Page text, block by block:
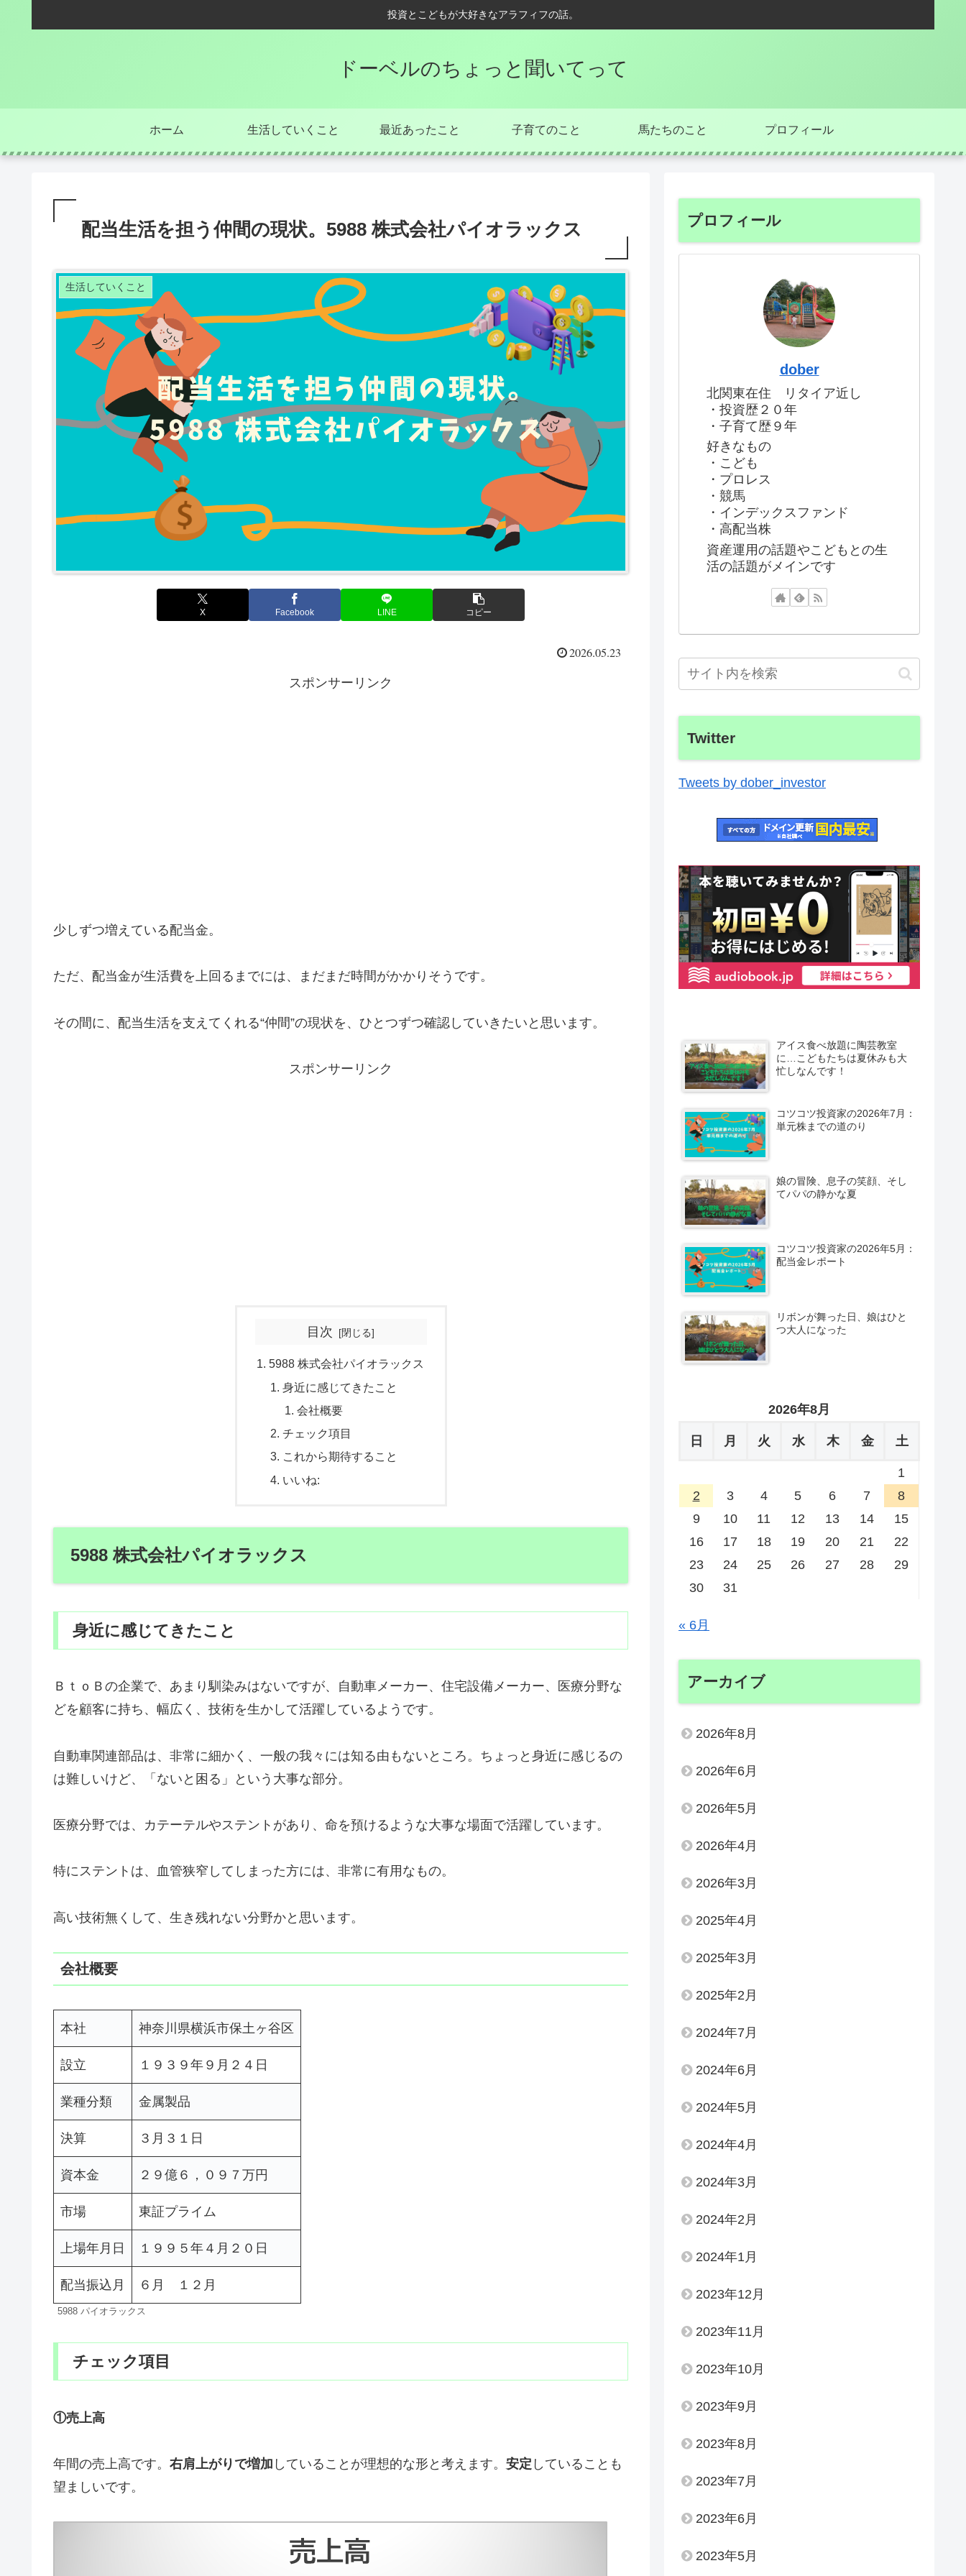
投資とこどもが大好きなアラフィフの話。
ドーベルのちょっと聞いてって
ホーム 生活していくこと 最近あったこと 子育てのこと 馬たちのこと プロフィール
配当生活を担う仲間の現状。5988 株式会社パイオラックス
生活していくこと
X Facebook LINE コピー
2026.05.23
スポンサーリンク
少しずつ増えている配当金。
ただ、配当金が生活費を上回るまでには、まだまだ時間がかかりそうです。
その間に、配当生活を支えてくれる“仲間”の現状を、ひとつずつ確認していきたいと思います。
スポンサーリンク
目次
5988 株式会社パイオラックス
身近に感じてきたこと
会社概要
チェック項目
これから期待すること
いいね:
5988 株式会社パイオラックス
身近に感じてきたこと
ＢｔｏＢの企業で、あまり馴染みはないですが、自動車メーカー、住宅設備メーカー、医療分野な
どを顧客に持ち、幅広く、技術を生かして活躍しているようです。
自動車関連部品は、非常に細かく、一般の我々には知る由もないところ。ちょっと身近に感じるの
は難しいけど、「ないと困る」という大事な部分。
医療分野では、カテーテルやステントがあり、命を預けるような大事な場面で活躍しています。
特にステントは、血管狭窄してしまった方には、非常に有用なもの。
高い技術無くして、生き残れない分野かと思います。
会社概要
本社 神奈川県横浜市保土ヶ谷区
設立 １９３９年９月２４日
業種分類 金属製品
決算 ３月３１日
資本金 ２９億６，０９７万円
市場 東証プライム
上場年月日 １９９５年４月２０日
配当振込月 ６月 １２月
5988 パイオラックス
チェック項目
①売上高
年間の売上高です。 右肩上がりで増加 していることが理想的な形と考えます。 安定 していることも
望ましいです。
プロフィール
dober
北関東在住 リタイア近し
・投資歴２０年
・子育て歴９年
好きなもの
・こども
・プロレス
・競馬
・インデックスファンド
・高配当株
資産運用の話題やこどもとの生
活の話題がメインです
Twitter
Tweets by dober_investor
アイス食べ放題に陶芸教室
に…こどもたちは夏休みも大
忙しなんです！
コツコツ投資家の2026年7月：
単元株までの道のり
娘の冒険、息子の笑顔、そし
てパパの静かな夏
コツコツ投資家の2026年5月：
配当金レポート
リボンが舞った日、娘はひと
つ大人になった
2026年8月
日 月 火 水 木 金 土
1
2
3 4 5 6 7
8
9
10 11 12 13 14
15
16
17 18 19 20 21
22
23
24 25 26 27 28
29
30
31
« 6月
アーカイブ
2026年8月
2026年6月
2026年5月
2026年4月
2026年3月
2025年4月
2025年3月
2025年2月
2024年7月
2024年6月
2024年5月
2024年4月
2024年3月
2024年2月
2024年1月
2023年12月
2023年11月
2023年10月
2023年9月
2023年8月
2023年7月
2023年6月
2023年5月